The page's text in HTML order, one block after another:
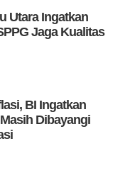
Utara Ingatkan
Jaga Kualitas
BI Ingatkan
Dibayangi